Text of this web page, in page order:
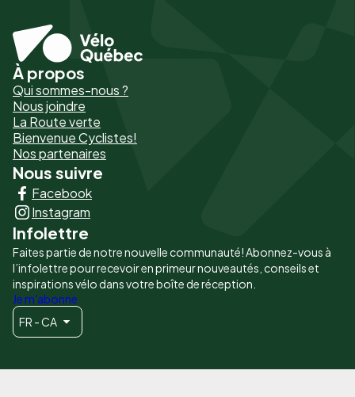
Pied
de
page
-
Liens
principaux
À propos
Qui sommes-nous ?
Nous joindre
La Route verte
Bienvenue Cyclistes!
Nos partenaires
Nous suivre
Facebook
Instagram
Infolettre
Faites partie de notre nouvelle communauté! Abonnez-vous à
l’infolettre pour recevoir en primeur nouveautés, conseils et
inspirations vélo dans votre boîte de réception.
Je m'abonne
FR - CA